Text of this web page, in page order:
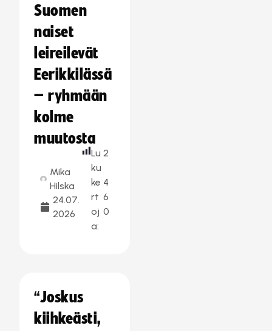
Suomen
naiset
leireilevät
Eerikkilässä
– ryhmään
kolme
muutosta
Mika
Hilska
24.07.
2026
Lu
ku
ke
rt
oj
a:
2
4
6
0
“Joskus
kiihkeästi,